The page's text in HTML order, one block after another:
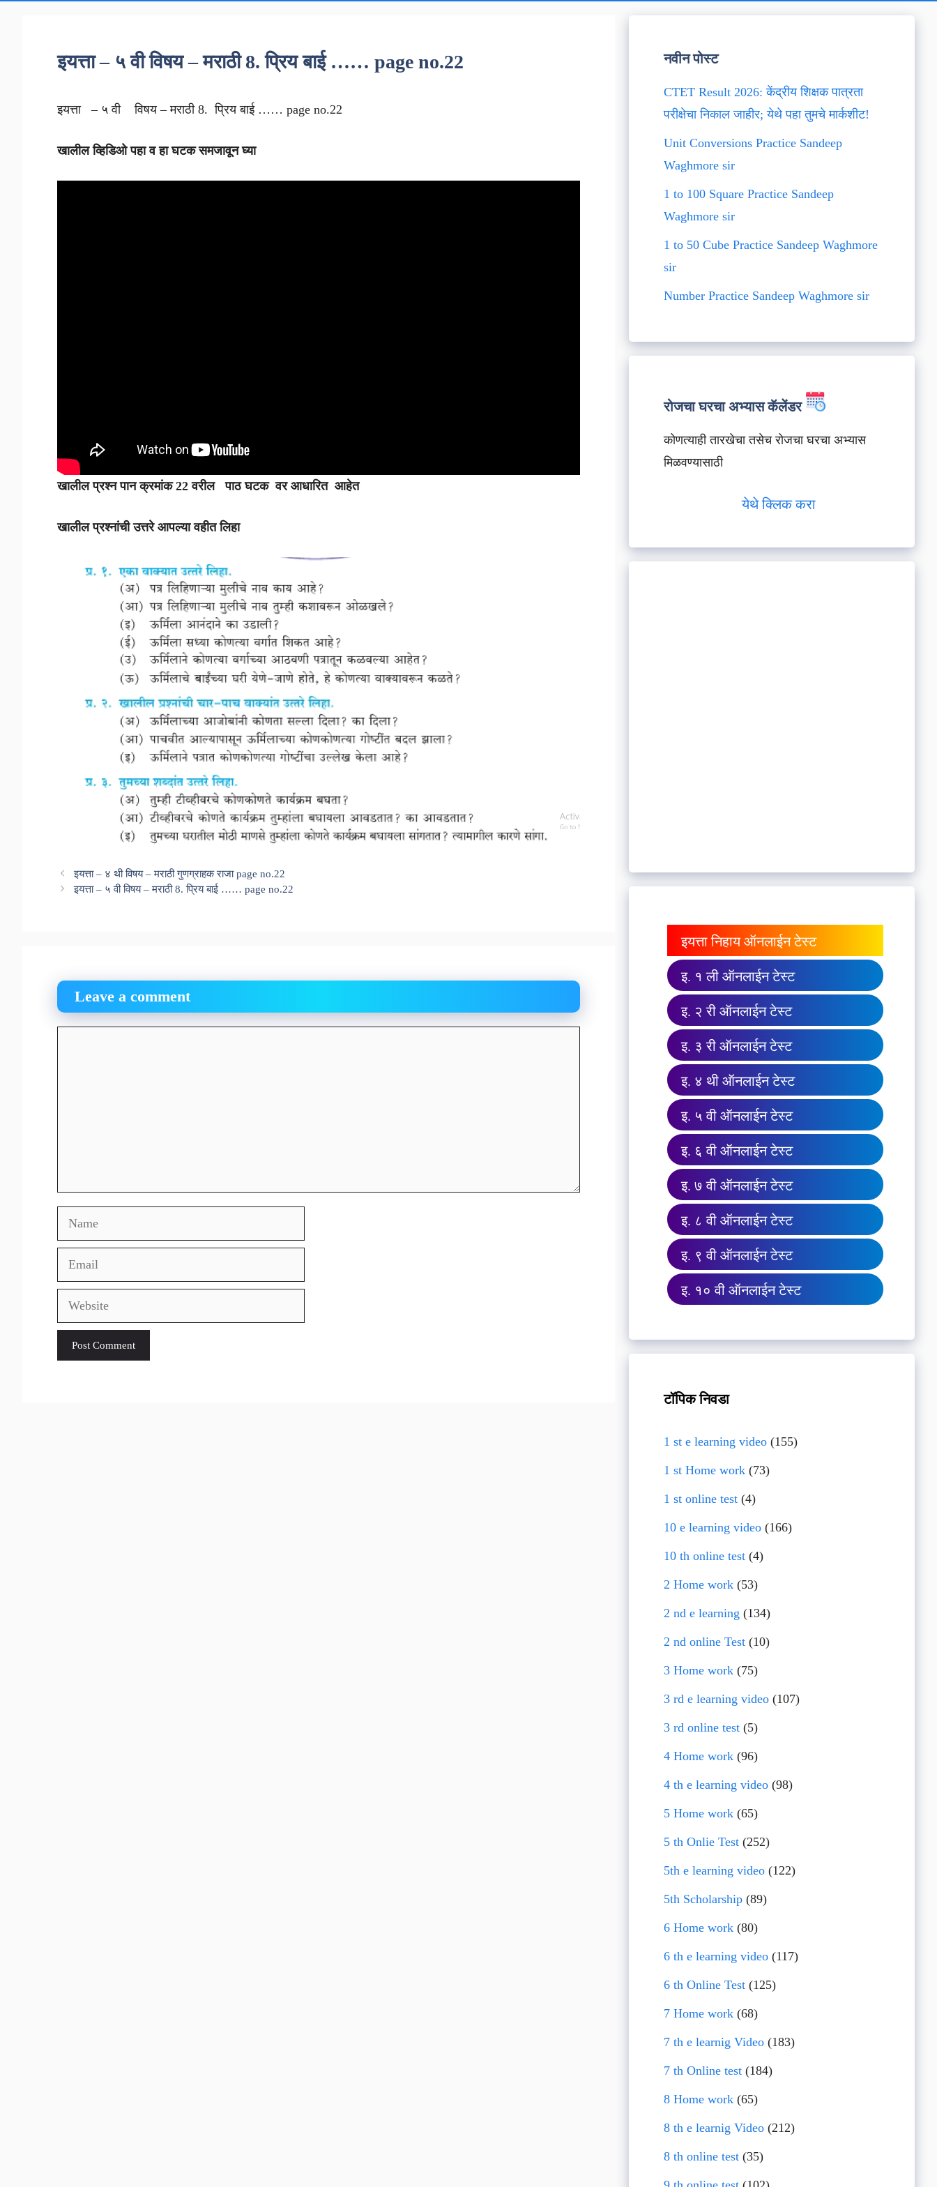
इयत्ता – ५ वी विषय – मराठी 8. प्रिय बाई …… page no.22
इयत्ता – ५ वी विषय – मराठी 8. प्रिय बाई …… page no.22
खालील व्हिडिओ पहा व हा घटक समजावून घ्या
खालील प्रश्न पान क्रमांक 22 वरील पाठ घटक वर आधारित आहेत
खालील प्रश्नांची उत्तरे आपल्या वहीत लिहा
इयत्ता – ४ थी विषय – मराठी गुणग्राहक राजा page no.22
इयत्ता – ५ वी विषय – मराठी 8. प्रिय बाई …… page no.22
Leave a comment
Name
Email
Website
नवीन पोस्ट
CTET Result 2026: केंद्रीय शिक्षक पात्रता
परीक्षेचा निकाल जाहीर; येथे पहा तुमचे मार्कशीट!
Unit Conversions Practice Sandeep
Waghmore sir
1 to 100 Square Practice Sandeep
Waghmore sir
1 to 50 Cube Practice Sandeep Waghmore
sir
Number Practice Sandeep Waghmore sir
रोजचा घरचा अभ्यास कॅलेंडर
कोणत्याही तारखेचा तसेच रोजचा घरचा अभ्यास
मिळवण्यासाठी
येथे क्लिक करा
इयत्ता निहाय ऑनलाईन टेस्ट
इ. १ ली ऑनलाईन टेस्ट
इ. २ री ऑनलाईन टेस्ट
इ. ३ री ऑनलाईन टेस्ट
इ. ४ थी ऑनलाईन टेस्ट
इ. ५ वी ऑनलाईन टेस्ट
इ. ६ वी ऑनलाईन टेस्ट
इ. ७ वी ऑनलाईन टेस्ट
इ. ८ वी ऑनलाईन टेस्ट
इ. ९ वी ऑनलाईन टेस्ट
इ. १० वी ऑनलाईन टेस्ट
टॉपिक निवडा
1 st e learning video(155)
1 st Home work(73)
1 st online test(4)
10 e learning video(166)
10 th online test(4)
2 Home work(53)
2 nd e learning (134)
2 nd online Test(10)
3 Home work(75)
3 rd e learning video(107)
3 rd online test(5)
4 Home work(96)
4 th e learning video(98)
5 Home work(65)
5 th Onlie Test(252)
5th e learning video(122)
5th Scholarship(89)
6 Home work(80)
6 th e learning video(117)
6 th Online Test(125)
7 Home work(68)
7 th e learnig Video(183)
7 th Online test(184)
8 Home work(65)
8 th e learnig Video(212)
8 th online test(35)